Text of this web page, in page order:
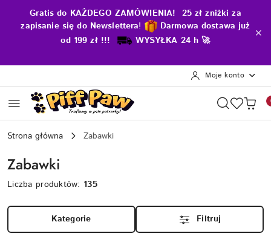
Przejdź do treści głównej
Przejdź do wyszukiwarki
Przejdź do moje konto
Przejdź do menu głównego
Przejdź do stopki
Gratis do KAŻDEGO ZAMÓWIENIA! 25 zł zniżki za
zapisanie się do Newslettera! Darmowa dostawa już
od 199 zł !!!
WYSYŁKA 24 h 🚀
Moje konto
Strona główna Zabawki
Zabawki
Liczba produktów: 135
Kategorie Filtruj